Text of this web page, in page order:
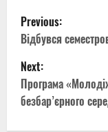
P
o
s
t
Previous:
Відбувся
Next:
Програма
безбар’єрного